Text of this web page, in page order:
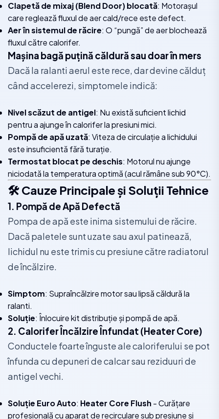
Clapetă de mixaj (Blend Door) blocată: Motorașul
care reglează fluxul de aer cald/rece este defect.
Aer în sistemul de răcire: O “pungă” de aer blochează
fluxul către calorifer.
Mașina bagă puțină căldură sau doar în mers
Dacă la ralanti aerul este rece, dar devine călduț
când accelerezi, simptomele indică:
Nivel scăzut de antigel: Nu există suficient lichid
pentru a ajunge în calorifer la presiuni mici.
Pompă de apă uzată: Viteza de circulație a lichidului
este insuficientă fără turație.
Termostat blocat pe deschis: Motorul nu ajunge
niciodată la temperatura optimă (acul rămâne sub 90°C).
🛠️ Cauze Principale și Soluții Tehnice
1. Pompă de Apă Defectă
Pompa de apă este inima sistemului de răcire.
Dacă paletele sunt uzate sau axul patinează,
lichidul nu este trimis cu presiune către radiatorul
de încălzire.
Simptom: Supraîncălzire motor sau lipsă căldură la
ralanti.
Soluție: Înlocuire kit distribuție și pompă de apă.
2. Calorifer Încălzire Înfundat (Heater Core)
Conductele foarte înguste ale caloriferului se pot
înfunda cu depuneri de calcar sau reziduuri de
antigel vechi.
Soluție Euro Auto: Heater Core Flush - Curățare
profesională cu aparat de recirculare sub presiune și